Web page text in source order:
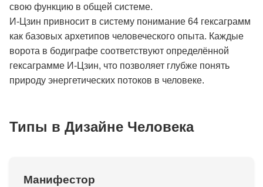
свою функцию в общей системе.
И-Цзин привносит в систему понимание 64 гексаграмм
как базовых архетипов человеческого опыта. Каждые
ворота в бодиграфе соответствуют определённой
гексаграмме И-Цзин, что позволяет глубже понять
природу энергетических потоков в человеке.
Типы в Дизайне Человека
Манифестор